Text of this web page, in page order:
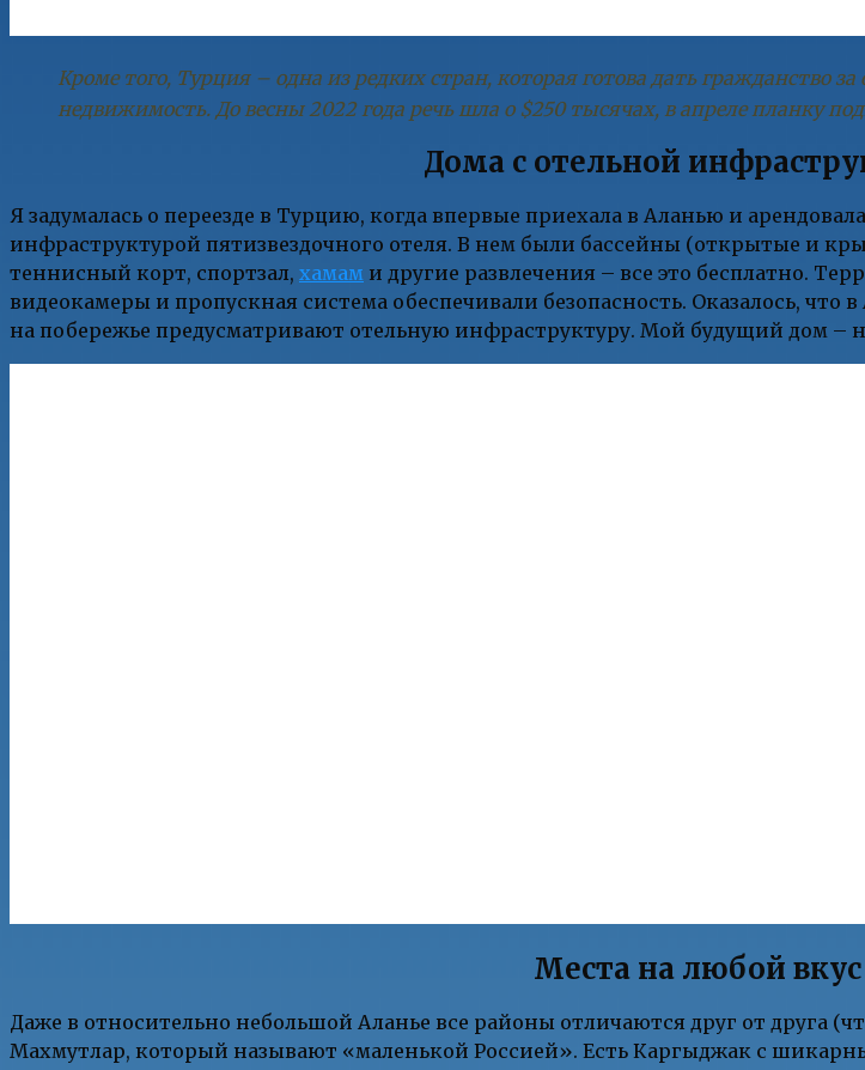
Кроме того, Турция – одна из редких стран, которая готова дать гражданство
недвижимость. До весны 2022 года речь шла о $250 тысячах, в апреле планку
Дома с отельной
Я задумалась о переезде в Турцию, когда впервые приехала в Аланью и
инфраструктурой пятизвездочного отеля. В нем были бассейны (открытые и
теннисный корт, спортзал, хамам и другие развлечения – все это бесплатно.
видеокамеры и пропускная система обеспечивали безопасность. Оказалось, что
на побережье предусматривают отельную инфраструктуру. Мой будущий дом –
Места на любой вкус
Даже в относительно небольшой Аланье все районы отличаются друг от друга
Махмутлар, который называют «маленькой Россией». Есть Каргыджак с